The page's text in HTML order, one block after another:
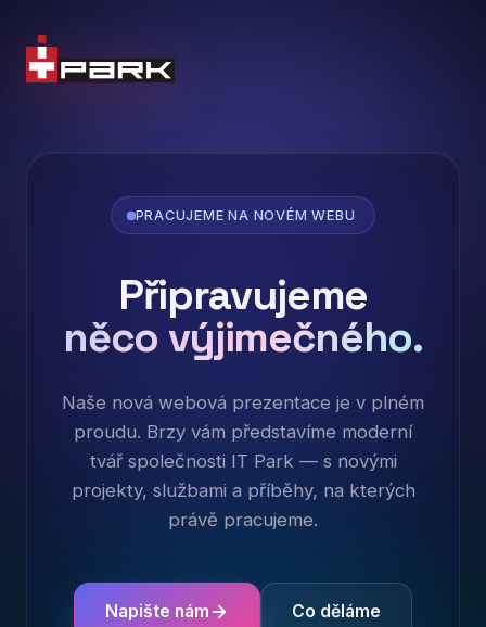
PRACUJEME NA NOVÉM WEBU
Připravujeme
něco výjimečného.
Naše nová webová prezentace je v plném
proudu. Brzy vám představíme moderní
tvář společnosti IT Park — s novými
projekty, službami a příběhy, na kterých
právě pracujeme.
Napište nám Co děláme